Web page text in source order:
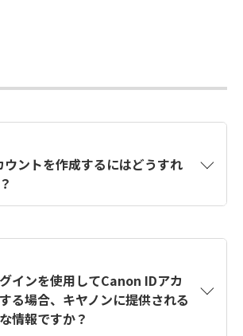
ントを作成するにはどうすれ
作成方法は【カメラ】Canon IDとは
Canon IDの作成方法は？をご確認く
インを使用してCanon IDアカ
る場合、キヤノンに提供される
情報ですか？